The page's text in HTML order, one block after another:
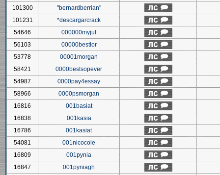
101300
"bernardberrian"
101231
*descargarcrack
54646
000000myjul
56103
00000bestlor
53778
00001morgan
58421
0000bestsopever
54987
0000pay4essay
58966
0000psmorgan
16816
001basiat
16838
001kasia
16786
001kasiat
54081
001nicocole
16809
001pynia
16847
001pyniagh